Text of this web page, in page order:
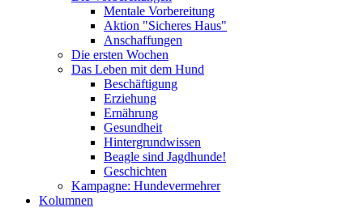
Mentale Vorbereitung
Aktion "Sicheres Haus"
Anschaffungen
Die ersten Wochen
Das Leben mit dem Hund
Beschäftigung
Erziehung
Ernährung
Gesundheit
Hintergrundwissen
Beagle sind Jagdhunde!
Geschichten
Kampagne: Hundevermehrer
Kolumnen